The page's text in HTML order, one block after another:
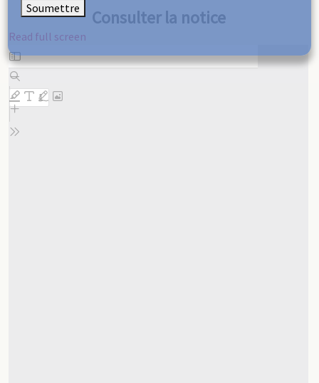
Consulter la notice
Read full screen
Skip
to
PDF
content
Soumettre